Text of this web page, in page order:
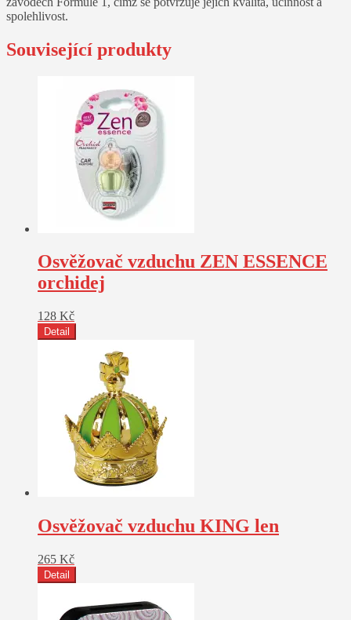
spolehlivost.
Související produkty
Osvěžovač vzduchu ZEN ESSENCE
orchidej
128 Kč
Detail
Osvěžovač vzduchu KING len
265 Kč
Detail